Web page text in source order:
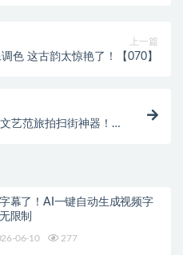
上一篇
色 这古韵太惊艳了！【070】
艺范旅拍扫街神器！
幕了！AI一键自动生成视频字
限制
06-10 277